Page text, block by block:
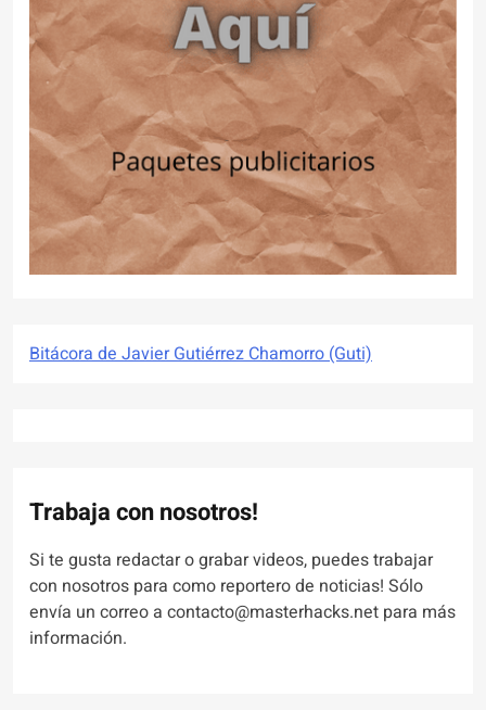
Bitácora de Javier Gutiérrez Chamorro (Guti)
Trabaja con nosotros!
Si te gusta redactar o grabar videos, puedes trabajar
con nosotros para como reportero de noticias! Sólo
envía un correo a contacto@masterhacks.net para más
información.